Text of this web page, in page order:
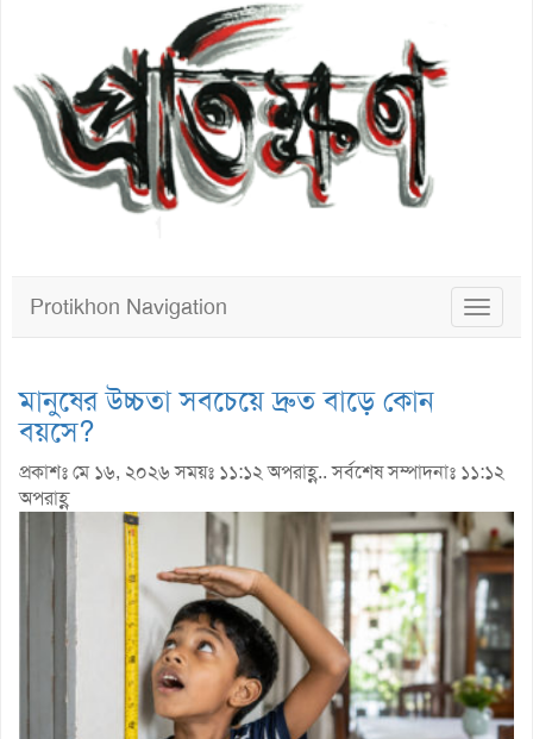
Toggle
Protikhon Navigation
মানুষের উচ্চতা সবচেয়ে দ্রুত বাড়ে কোন
বয়সে?
প্রকাশঃ মে ১৬, ২০২৬ সময়ঃ ১১:১২ অপরাহ্ণ.. সর্বশেষ সম্পাদনাঃ ১১:১২
অপরাহ্ণ